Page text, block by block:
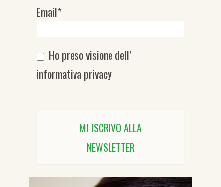
Email*
Ho preso visione dell’
informativa privacy
MI ISCRIVO ALLA
NEWSLETTER